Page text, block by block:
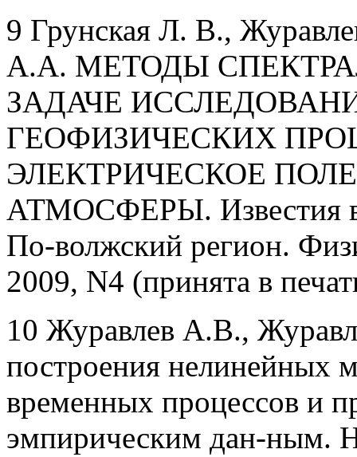
9 Грунская Л. В.,
А.А. МЕТОДЫ
ЗАДАЧЕ
ГЕОФИЗИЧЕСКИХ
ЭЛЕКТРИЧЕСКОЕ
АТМОСФЕРЫ. Известия
По-волжский регион.
2009, N4 (принята в
10 Журавлев А.В.,
построения нелинейных
временных процессов и
эмпирическим дан-ным.